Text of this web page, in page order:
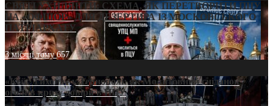
СВЯТІ УХИЛЯНТИ: СХЕМА, ЯК ПЕРЕТВОРИТИ ПЦУ
НА «ОФШОР» ДЛЯ ДЕЗЕРТИРА ІЗ МОСКОВСЬКОГО
ПАТРІАРХАТУ
3 місяці тому657
«Кейс Тихона» у Тернополі: як Молитовний сніданок
оголив кризу довіри в ПЦУ